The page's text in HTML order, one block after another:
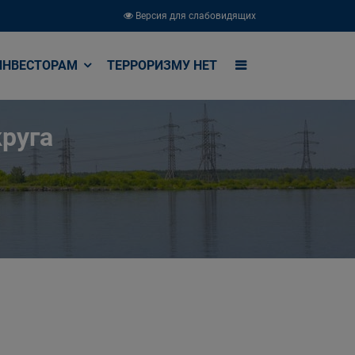
Версия для слабовидящих
ТЕРРОРИЗМУ НЕТ